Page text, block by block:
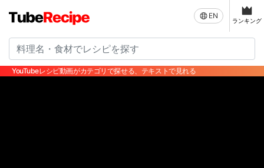
EN
ランキング
YouTubeレシピ動画がカテゴリで探せる、テキストで見れる